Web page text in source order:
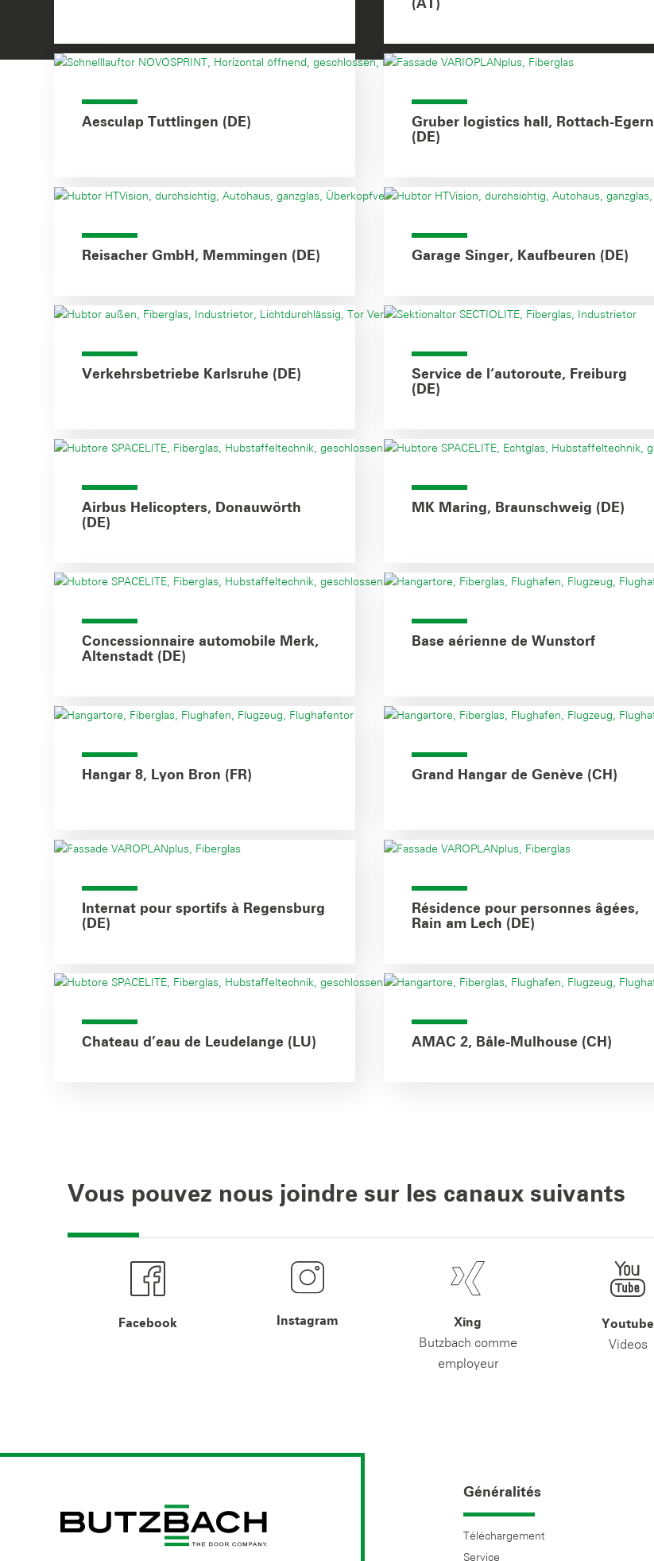
(AT)
Aesculap Tuttlingen (DE)
Gruber logistics hall, Rottach-Egern
(DE)
Reisacher GmbH, Memmingen (DE) Garage Singer, Kaufbeuren (DE)
Verkehrsbetriebe Karlsruhe (DE)
Service de l‘autoroute, Freiburg
(DE)
Airbus Helicopters, Donauwörth
(DE)
MK Maring, Braunschweig (DE)
Concessionnaire automobile Merk,
Altenstadt (DE)
Base aérienne de Wunstorf
Hangar 8, Lyon Bron (FR) Grand Hangar de Genève (CH)
Internat pour sportifs à Regensburg
(DE)
Résidence pour personnes âgées,
Rain am Lech (DE)
Chateau d’eau de Leudelange (LU) AMAC 2, Bâle-Mulhouse (CH)
Vous pouvez nous joindre sur les canaux suivants
Facebook Instagram Xing
Butzbach comme
employeur
Youtube
Videos
Généralités
Téléchargement
Service